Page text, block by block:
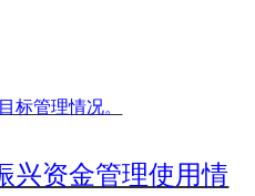
标管理情况。
兴资金管理使用情